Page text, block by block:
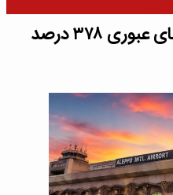
درآمدهای سوریه از پروازهای عبوری ۳۷۸ درصد